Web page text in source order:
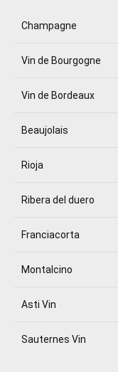
Champagne
Vin de Bourgogne
Vin de Bordeaux
Beaujolais
Rioja
Ribera del duero
Franciacorta
Montalcino
Asti Vin
Sauternes Vin